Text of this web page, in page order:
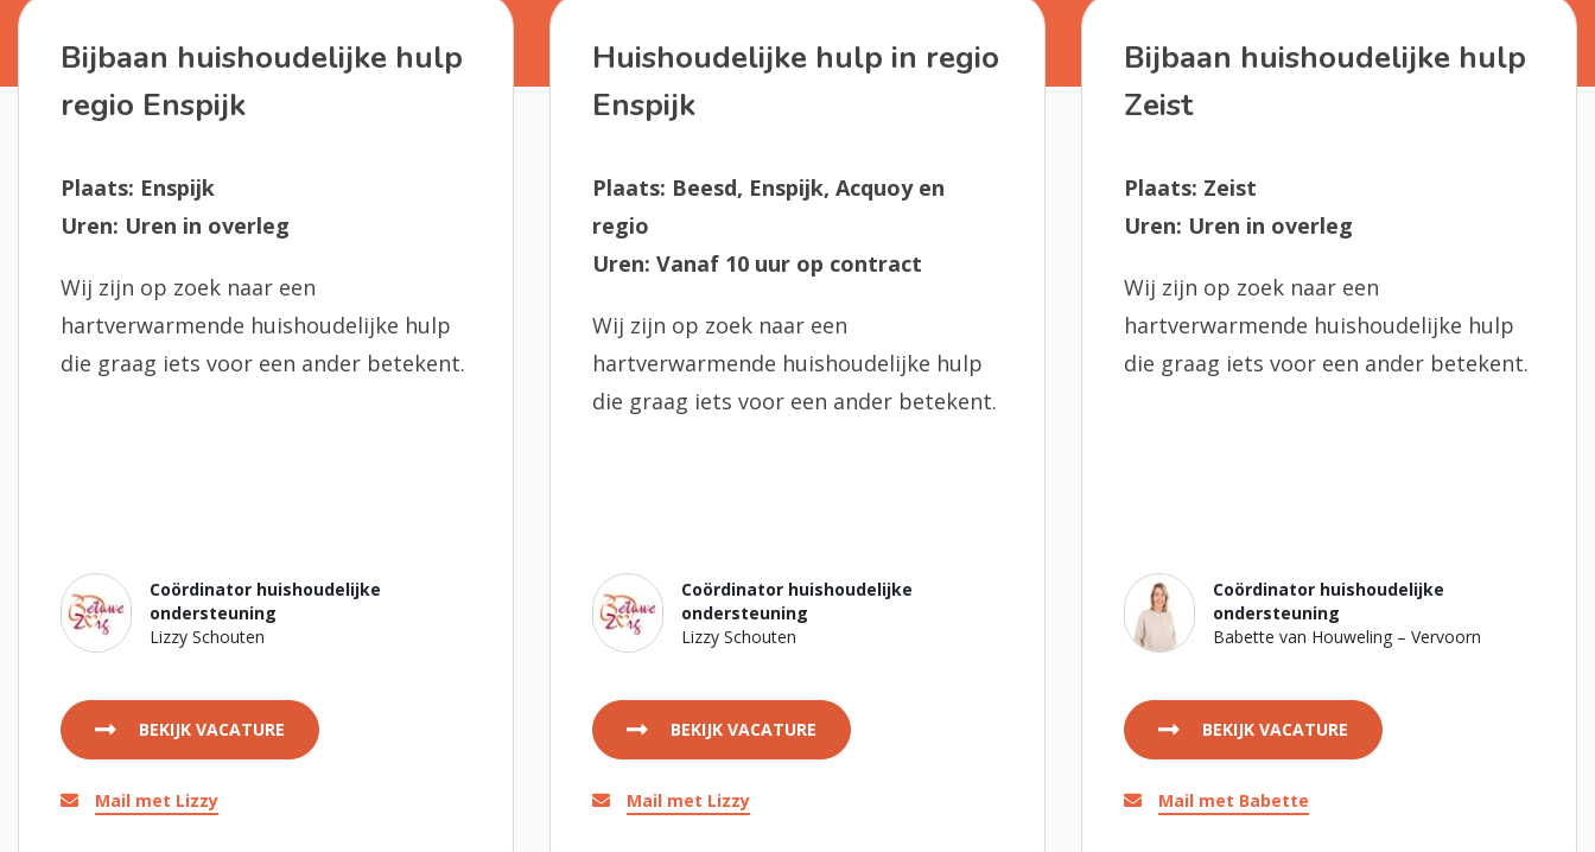
Bijbaan huishoudelijke hulp
regio Enspijk
Plaats: Enspijk
Uren: Uren in overleg
Wij zijn op zoek naar een
hartverwarmende huishoudelijke hulp
die graag iets voor een ander betekent.
Coördinator huishoudelijke
ondersteuning
Lizzy Schouten
BEKIJK VACATURE
Mail met Lizzy
Huishoudelijke hulp in regio
Enspijk
Plaats: Beesd, Enspijk, Acquoy en
regio
Uren: Vanaf 10 uur op contract
Wij zijn op zoek naar een
hartverwarmende huishoudelijke hulp
die graag iets voor een ander betekent.
Coördinator huishoudelijke
ondersteuning
Lizzy Schouten
BEKIJK VACATURE
Mail met Lizzy
Bijbaan huishoudelijke hulp
Zeist
Plaats: Zeist
Uren: Uren in overleg
Wij zijn op zoek naar een
hartverwarmende huishoudelijke hulp
die graag iets voor een ander betekent.
Coördinator huishoudelijke
ondersteuning
Babette van Houweling – Vervoorn
BEKIJK VACATURE
Mail met Babette